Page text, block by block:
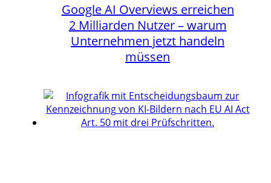
Google AI Overviews erreichen
2 Milliarden Nutzer – warum
Unternehmen jetzt handeln
müssen